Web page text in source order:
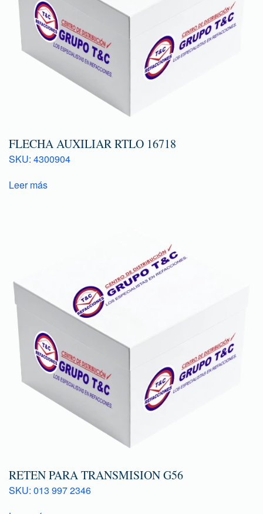
FLECHA AUXILIAR RTLO 16718
SKU: 4300904
Leer más
RETEN PARA TRANSMISION G56
SKU: 013 997 2346